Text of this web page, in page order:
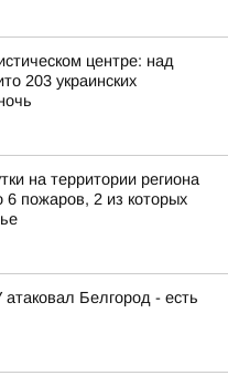
центре: над
203 украинских
на территории региона
6 пожаров, 2 из которых
Белгород - есть